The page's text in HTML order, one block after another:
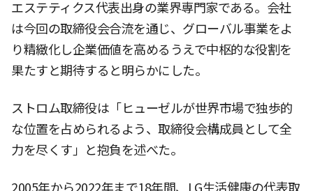
エステティクス代表出身の業界専門家である。会社
は今回の取締役会合流を通じ、グローバル事業をよ
り精緻化し企業価値を高めるうえで中枢的な役割を
果たすと期待すると明らかにした。
ストロム取締役は「ヒューゼルが世界市場で独歩的
な位置を占められるよう、取締役会構成員として全
力を尽くす」と抱負を述べた。